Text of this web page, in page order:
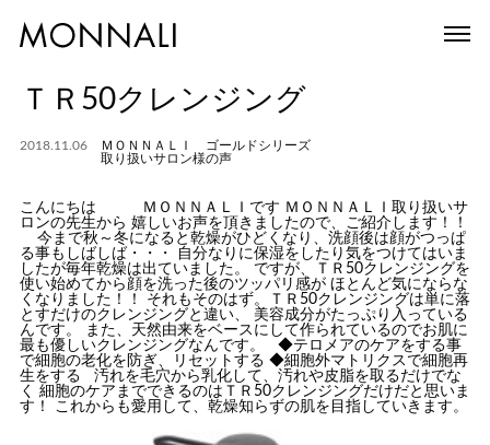
ＴＲ50クレンジング
2018.11.06
ＭＯＮＮＡＬＩ ゴールドシリーズ
取り扱いサロン様の声
こんにちは ＭＯＮＮＡＬＩです ＭＯＮＮＡＬＩ取り扱いサ
ロンの先生から 嬉しいお声を頂きましたので、ご紹介します！！
今まで秋～冬になると乾燥がひどくなり、洗顔後は顔がつっぱ
る事もしばしば・・・ 自分なりに保湿をしたり気をつけてはいま
したが毎年乾燥は出ていました。 ですが、ＴＲ50クレンジングを
使い始めてから顔を洗った後のツッパリ感が ほとんど気にならな
くなりました！！ それもそのはず。ＴＲ50クレンジングは単に落
とすだけのクレンジングと違い、 美容成分がたっぷり入っている
んです。 また、天然由来をベースにして作られているのでお肌に
最も優しいクレンジングなんです。 ◆テロメアのケアをする事
で細胞の老化を防ぎ、リセットする ◆細胞外マトリクスで細胞再
生をする 汚れを毛穴から乳化して、汚れや皮脂を取るだけでな
く 細胞のケアまでできるのはＴＲ50クレンジングだけだと思いま
す！ これからも愛用して、乾燥知らずの肌を目指していきます。